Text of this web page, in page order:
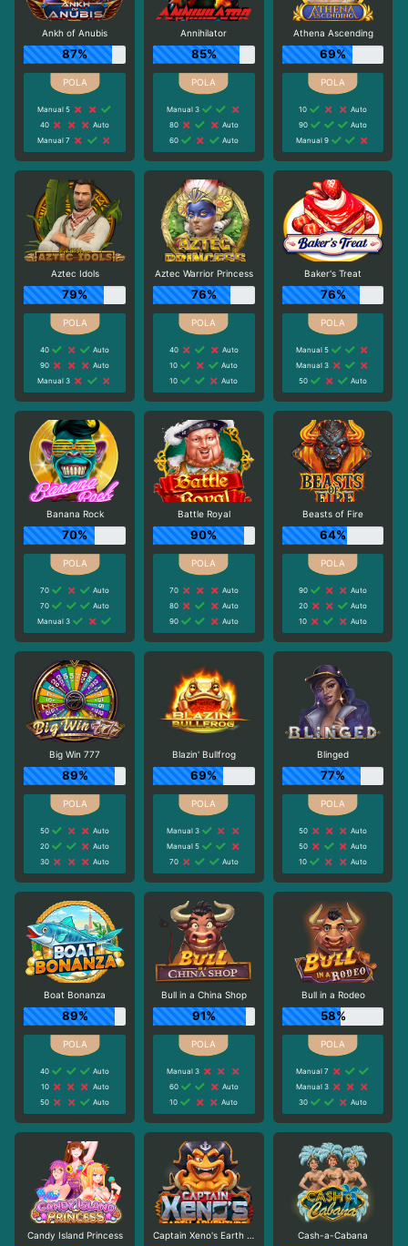
Ankh of Anubis
87%
Manual 5
40
Auto
Manual 7
Annihilator
85%
Manual 3
80
Auto
60
Auto
Athena Ascending
69%
10
Auto
90
Auto
Manual 9
Aztec Idols
79%
40
Auto
90
Auto
Manual 3
Aztec Warrior Princess
76%
40
Auto
10
Auto
10
Auto
Baker's Treat
76%
Manual 5
Manual 3
50
Auto
Banana Rock
70%
70
Auto
70
Auto
Manual 3
Battle Royal
90%
70
Auto
80
Auto
90
Auto
Beasts of Fire
64%
90
Auto
20
Auto
10
Auto
Big Win 777
89%
50
Auto
20
Auto
30
Auto
Blazin' Bullfrog
69%
Manual 3
Manual 5
70
Auto
Blinged
77%
50
Auto
50
Auto
10
Auto
Boat Bonanza
89%
40
Auto
10
Auto
50
Auto
Bull in a China Shop
91%
Manual 3
60
Auto
10
Auto
Bull in a Rodeo
58%
Manual 7
Manual 3
30
Auto
Candy Island Princess Captain Xeno's Earth Adventure Cash-a-Cabana